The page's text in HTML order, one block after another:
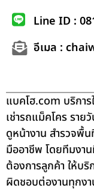
Line ID :
อีเมล :
แบคโฮ.com บริกา
เช่ารถแม็คโคร ราย
ดูหน้างาน สำรวจพื้น
มืออาชีพ โดยทีมงา
ต้องการลูกค้า ให้บ
ผิดชอบต่องานทุกงา